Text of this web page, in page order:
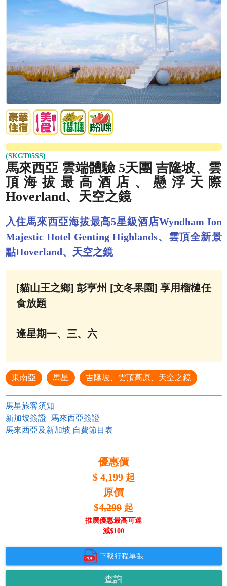
(SKGT05SS)
馬來西亞 雲端體驗 5天團 吉隆坡、雲
頂海拔最高酒店、懸浮天際
Hoverland、天空之鏡
入住馬來西亞海拔最高5星級酒店Wyndham Ion
Majestic Hotel Genting Highlands、雲頂全新景
點Hoverland、天空之鏡
[貓山王之鄉] 彭亨州 [文冬果園] 享用榴槤任
食放題
逢星期一、三、六
東南亞 馬星 吉隆坡、雲頂高原、天空之鏡
馬星旅客須知
新加坡簽證
馬來西亞簽證
馬來西亞及新加坡 自費節目表
優惠價
$ 4,199 起
原價
$4,299 起
推廣優惠最高可達
減$100
下載行程單張
查詢